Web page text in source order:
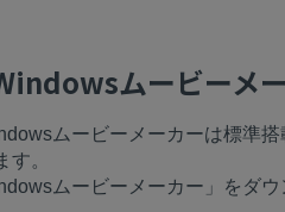
ムービーメ
ムービーメーカーは標準
す。
ムービーメーカー」をダ